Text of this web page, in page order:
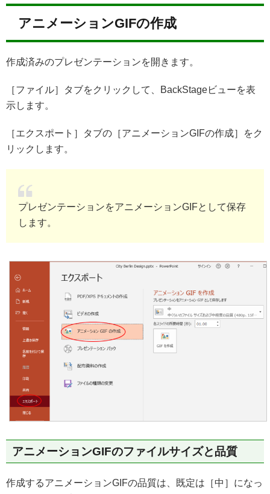
アニメーションGIFの作成
作成済みのプレゼンテーションを開きます。
［ファイル］タブをクリックして、BackStageビューを表
示します。
［エクスポート］タブの［アニメーションGIFの作成］をク
リックします。
プレゼンテーションをアニメーションGIFとして保存
します。
アニメーションGIFのファイルサイズと品質
作成するアニメーションGIFの品質は、既定は［中］になっ